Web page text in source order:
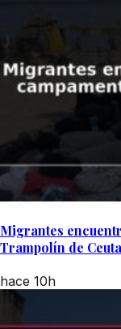
Migrantes
Trampolín de Ceuta
hace 10h